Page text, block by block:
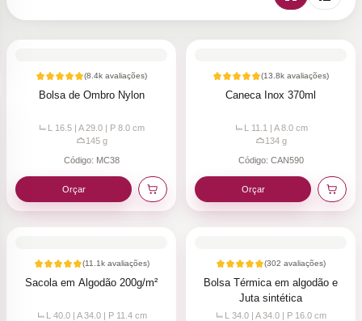
(8.4k avaliações)
Bolsa de Ombro Nylon
L 16.5 | A 29.0 | P 8.0 cm
145g
Código: MC38
Orçar
(13.8k avaliações)
Caneca Inox 370ml
L 11.1 | A 8.0cm
134g
Código: CAN590
Orçar
(11.1kavaliações)
Sacola em Algodão 200g/m²
L 40.0 | A 34.0 | P 11.4cm
(302 avaliações)
Bolsa Térmica em algodão e
Juta sintética
L 34.0 | A 34.0 | P 16.0 cm